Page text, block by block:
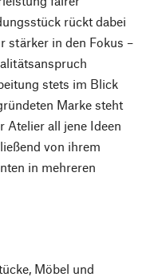
rückt dabei
stärker in den Fokus –
stets im Blick
Marke steht
Atelier all jene Ideen
von ihrem
in mehreren
Möbel und